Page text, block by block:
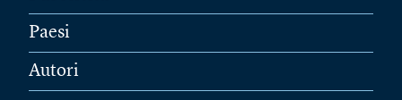
Paesi
Autori